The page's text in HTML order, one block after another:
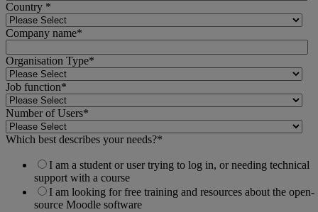
Country *
Company name*
Organisation Type*
Job function*
Number of Users*
Which best describes your needs?*
I am a student or user trying to log in, or needing technical
support with a course
I am looking for free training and resources about the open-
source Moodle software